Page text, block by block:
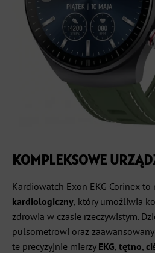
KOMPLEKSOWE
Kardiowatch Exon EKG Corinex to
kardiologiczny, który umożliwia
zdrowia w czasie rzeczywistym.
pulsometrowi oraz
te precyzyjnie mierzy EKG, tętno,